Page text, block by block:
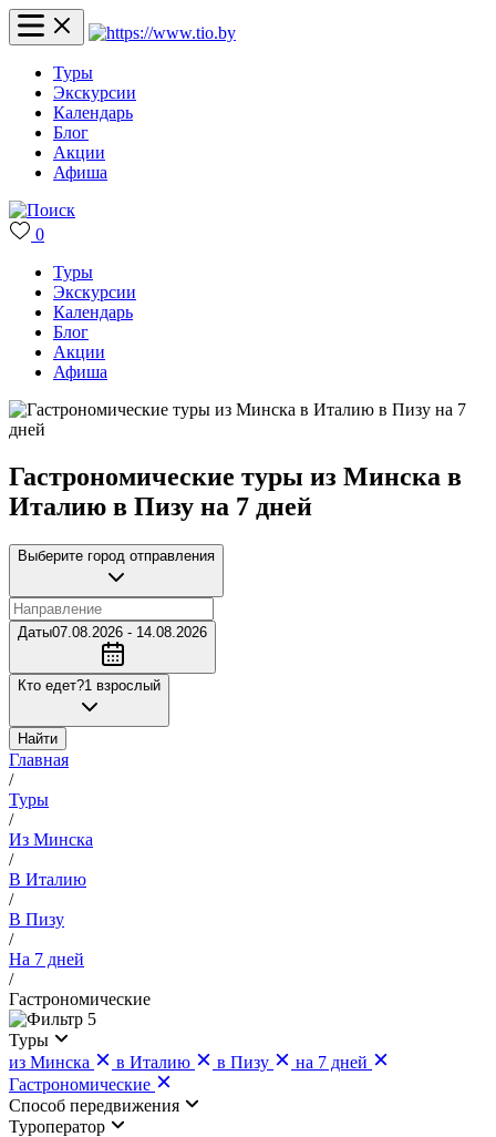
Туры
Экскурсии
Календарь
Блог
Акции
Афиша
0
Туры
Экскурсии
Календарь
Блог
Акции
Афиша
Гастрономические туры из Минска в
Италию в Пизу на 7 дней
Выберите город отправления
Даты07.08.2026 - 14.08.2026
Кто едет?1 взрослый
Найти
Главная
/
Туры
/
Из Минска
/
В Италию
/
В Пизу
/
На 7 дней
/
Гастрономические
5
Туры
из Минска
в Италию в Пизу
на 7 дней
Гастрономические
Cпособ передвижения
Туроператор